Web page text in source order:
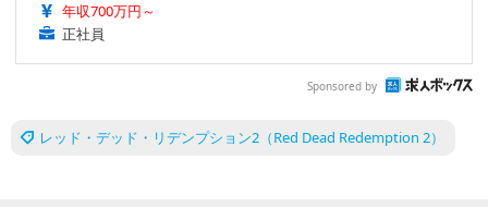
年収700万円～
正社員
Sponsored by
レッド・デッド・リデンプション2（Red Dead Redemption 2）